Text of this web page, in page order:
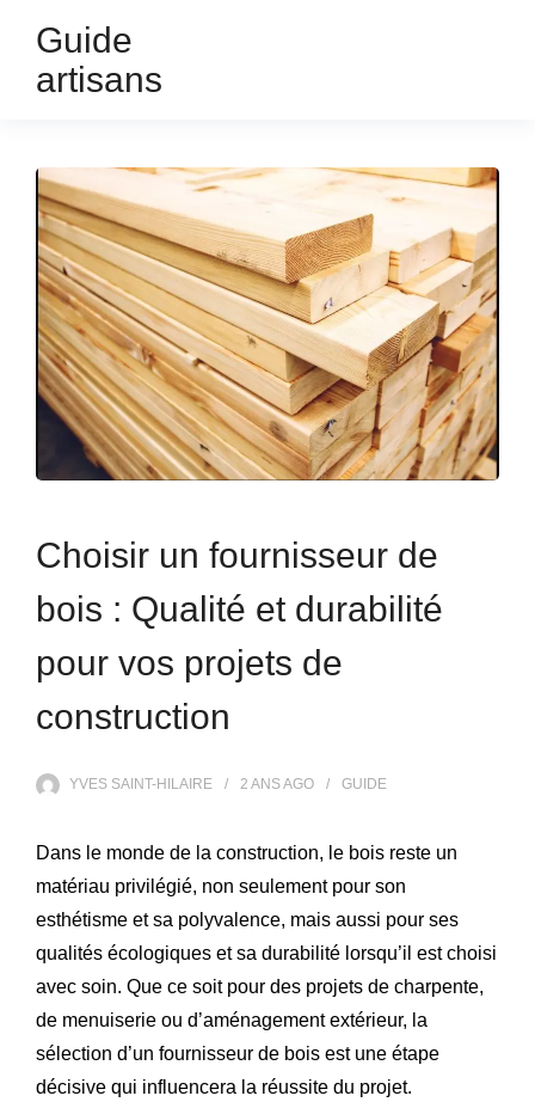
Guide
artisans
Choisir un fournisseur de
bois : Qualité et durabilité
pour vos projets de
construction
YVES SAINT-HILAIRE 2 ANSAGO GUIDE
Dans le monde de la construction, le bois reste un
matériau privilégié, non seulement pour son
esthétisme et sa polyvalence, mais aussi pour ses
qualités écologiques et sa durabilité lorsqu’il est choisi
avec soin. Que ce soit pour des projets de charpente,
de menuiserie ou d’aménagement extérieur, la
sélection d’un fournisseur de bois est une étape
décisive qui influencera la réussite du projet.